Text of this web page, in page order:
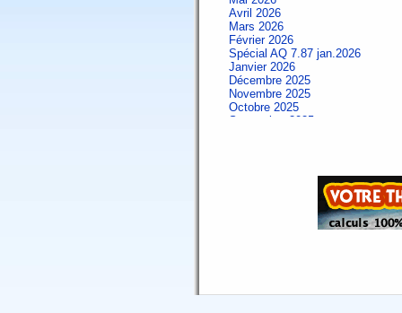
Avril 2026
Mars 2026
Février 2026
Spécial AQ 7.87 jan.2026
Janvier 2026
Décembre 2025
Novembre 2025
Octobre 2025
Septembre 2025
Spécial AQ 7.84 jan.2025
Septembre 2024